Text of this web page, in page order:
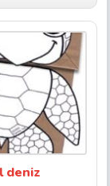
deniz